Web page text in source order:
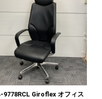
9778RCL Giroflex オフィス